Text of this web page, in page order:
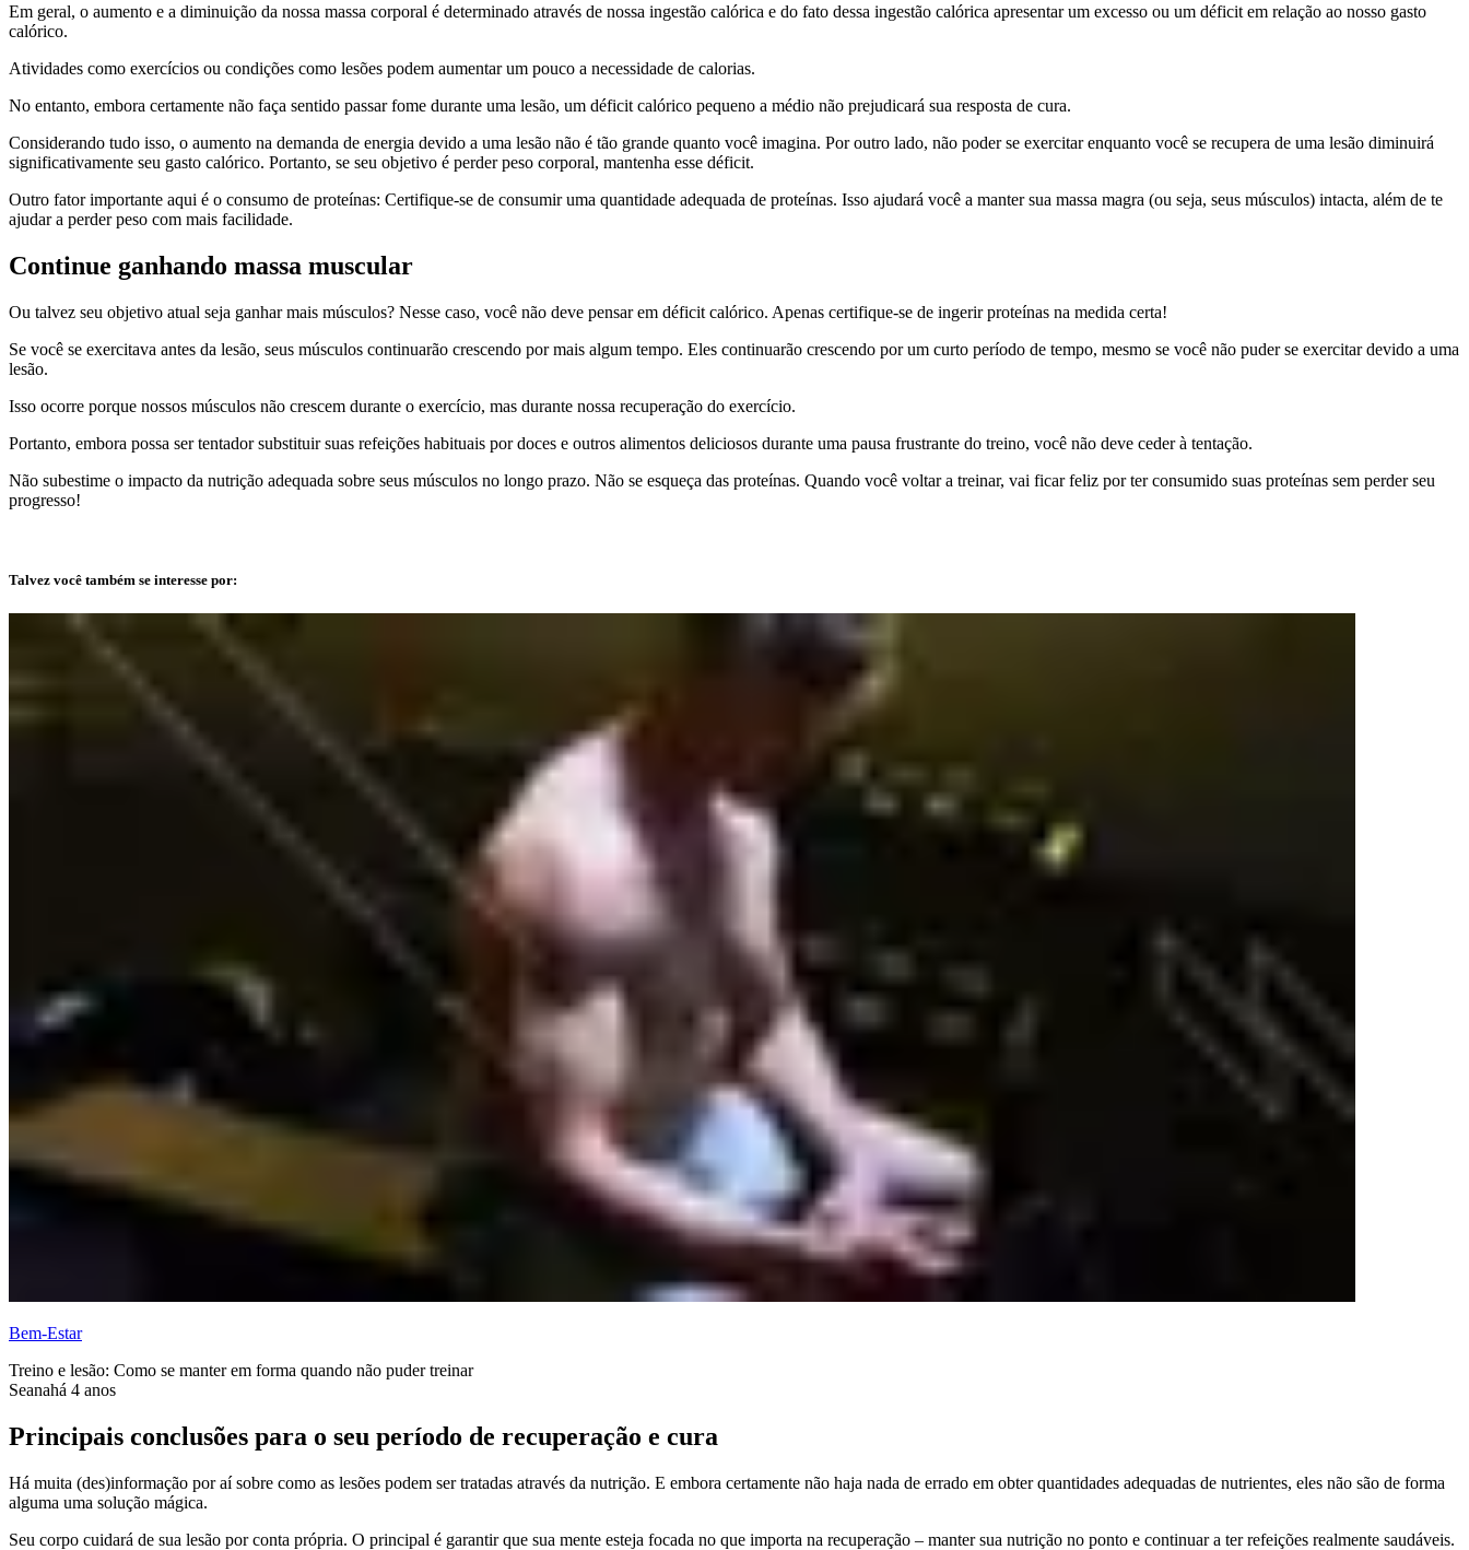
Em geral, o aumento e a diminuição da nossa massa corporal é determinado através de nossa ingestão calórica e do fato dessa ingestão calórica apresentar um excesso ou um déficit em relação ao nosso gasto
calórico.
Atividades como exercícios ou condições como lesões podem aumentar um pouco a necessidade de calorias.
No entanto, embora certamente não faça sentido passar fome durante uma lesão, um déficit calórico pequeno a médio não prejudicará sua resposta de cura.
Considerando tudo isso, o aumento na demanda de energia devido a uma lesão não é tão grande quanto você imagina. Por outro lado, não poder se exercitar enquanto você se recupera de uma lesão diminuirá
significativamente seu gasto calórico. Portanto, se seu objetivo é perder peso corporal, mantenha esse déficit.
Outro fator importante aqui é o consumo de proteínas: Certifique-se de consumir uma quantidade adequada de proteínas. Isso ajudará você a manter sua massa magra (ou seja, seus músculos) intacta, além de te
ajudar a perder peso com mais facilidade.
Continue ganhando massa muscular
Ou talvez seu objetivo atual seja ganhar mais músculos? Nesse caso, você não deve pensar em déficit calórico. Apenas certifique-se de ingerir proteínas na medida certa!
Se você se exercitava antes da lesão, seus músculos continuarão crescendo por mais algum tempo. Eles continuarão crescendo por um curto período de tempo, mesmo se você não puder se exercitar devido a uma
lesão.
Isso ocorre porque nossos músculos não crescem durante o exercício, mas durante nossa recuperação do exercício.
Portanto, embora possa ser tentador substituir suas refeições habituais por doces e outros alimentos deliciosos durante uma pausa frustrante do treino, você não deve ceder à tentação.
Não subestime o impacto da nutrição adequada sobre seus músculos no longo prazo. Não se esqueça das proteínas. Quando você voltar a treinar, vai ficar feliz por ter consumido suas proteínas sem perder seu
progresso!
Talvez você também se interesse por:
Bem-Estar
Treino e lesão: Como se manter em forma quando não puder treinar
Seanahá 4 anos
Principais conclusões para o seu período de recuperação e cura
Há muita (des)informação por aí sobre como as lesões podem ser tratadas através da nutrição. E embora certamente não haja nada de errado em obter quantidades adequadas de nutrientes, eles não são de forma
alguma uma solução mágica.
Seu corpo cuidará de sua lesão por conta própria. O principal é garantir que sua mente esteja focada no que importa na recuperação – manter sua nutrição no ponto e continuar a ter refeições realmente saudáveis.